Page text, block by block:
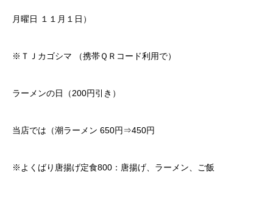
月曜日 １１月１日）
※ＴＪカゴシマ （携帯ＱＲコード利用で）
ラーメンの日（200円引き）
当店では（潮ラーメン 650円⇒450円
※よくばり唐揚げ定食800：唐揚げ、ラーメン、ご飯